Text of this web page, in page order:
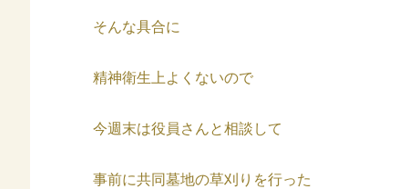
そんな具合に
精神衛生上よくないので
今週末は役員さんと相談して
事前に共同墓地の草刈りを行った